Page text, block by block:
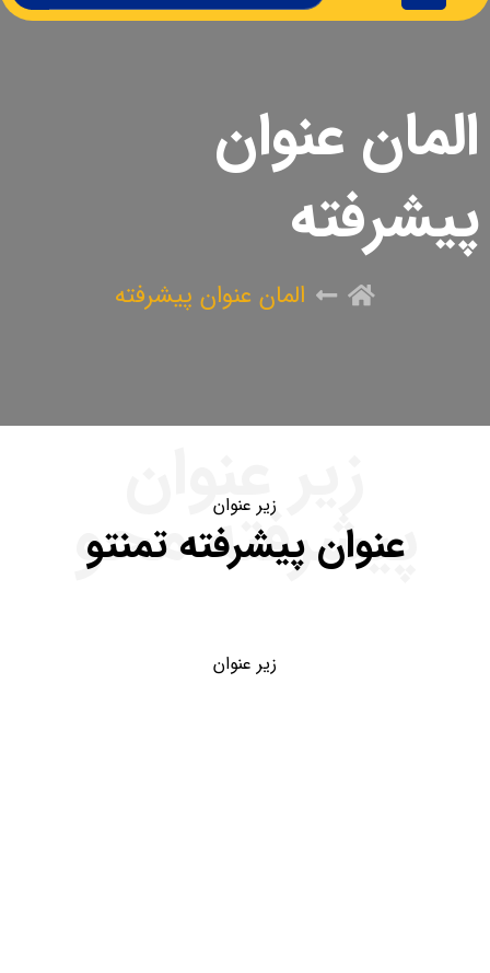
المان عنوان
پیشرفته
المان عنوان پیشرفته
زیر عنوان
پیشرفته محو
زیر عنوان
عنوان پیشرفته تمنتو
زیر عنوان